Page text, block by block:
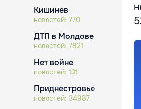
Кишинев
новостей: 770
ДТП в Молдове
новостей: 7821
Нет войне
новостей: 131
Приднестровье
новостей: 34987